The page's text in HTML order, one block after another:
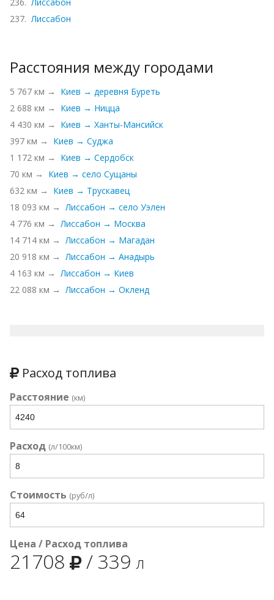
237. Лиссабон
Расстояния между городами
5 767 км →
Киев → деревня Буреть
2 688 км →
Киев → Ницца
4 430 км →
Киев → Ханты-Мансийск
397 км →
Киев → Суджа
1 172 км →
Киев → Сердобск
70 км →
Киев → село Сущаны
632 км →
Киев → Трускавец
18 093 км → Лиссабон → село Уэлен
4 776 км → Лиссабон → Москва
14 714 км → Лиссабон → Магадан
20 918 км → Лиссабон → Анадырь
4 163 км → Лиссабон → Киев
22 088 км → Лиссабон → Окленд
Расход топлива
Расстояние (км)
Расход (л/100км)
Стоимость (руб/л)
Цена / Расход топлива
21708 / 339 л